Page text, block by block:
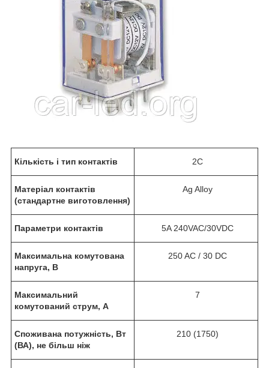
Кількість і тип контактів 2С
Матеріал контактів
(стандартне виготовлення)
Ag Alloy
Параметри контактів 5A 240VAC/30VDC
Максимальна комутована
напруга, В
250 AC / 30 DC
Максимальний
комутований струм, А
7
Споживана потужність, Вт
(ВА), не більш ніж
210 (1750)